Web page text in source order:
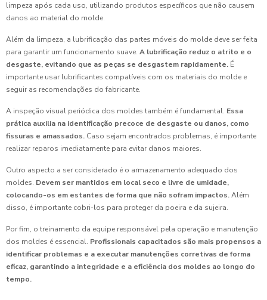
limpeza após cada uso, utilizando produtos específicos que não causem
danos ao material do molde.
Além da limpeza, a lubrificação das partes móveis do molde deve ser feita
para garantir um funcionamento suave. A lubrificação reduz o atrito e o
desgaste, evitando que as peças se desgastem rapidamente. É
importante usar lubrificantes compatíveis com os materiais do molde e
seguir as recomendações do fabricante.
A inspeção visual periódica dos moldes também é fundamental. Essa
prática auxilia na identificação precoce de desgaste ou danos, como
fissuras e amassados. Caso sejam encontrados problemas, é importante
realizar reparos imediatamente para evitar danos maiores.
Outro aspecto a ser considerado é o armazenamento adequado dos
moldes. Devem ser mantidos em local seco e livre de umidade,
colocando-os em estantes de forma que não sofram impactos.Além
disso, é importante cobri-los para proteger da poeira e da sujeira.
Por fim, o treinamento da equipe responsável pela operação e manutenção
dos moldes é essencial. Profissionais capacitados são mais propensos a
identificar problemas e a executar manutenções corretivas de forma
eficaz, garantindo a integridade e a eficiência dos moldes ao longo do
tempo.